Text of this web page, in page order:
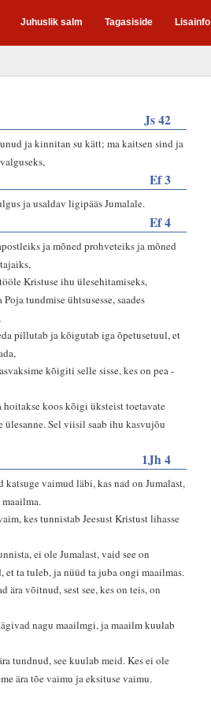
Juhuslik salm Tagasiside Lisainfo
Js 42
ja kinnitan su kätt; ma kaitsen sind ja
Ef 3
ja usaldav ligipääs Jumalale.
Ef 4
ja mõned prohveteiks ja mõned
Kristuse ihu ülesehitamiseks,
tundmise ühtsusesse, saades
pillutab ja kõigutab iga õpetusetuul, et
kõigiti selle sisse, kes on pea -
koos kõigi üksteist toetavate
Sel viisil saab ihu kasvujõu
1Jh 4
katsuge vaimud läbi, kas nad on Jumalast,
kes tunnistab Jeesust Kristust lihasse
ei ole Jumalast, vaid see on
ta tuleb, ja nüüd ta juba ongi maailmas.
ära võitnud, sest see, kes on teis, on
nagu maailmgi, ja maailm kuulab
tundnud, see kuulab meid. Kes ei ole
ära tõe vaimu ja eksituse vaimu.